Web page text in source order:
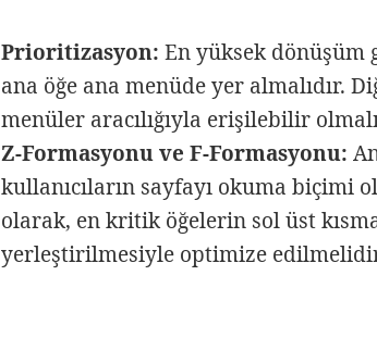
Prioritizasyon: En yüksek dönüşüm
ana öğe ana menüde yer almalıdır.
menüler aracılığıyla erişilebilir
Z-Formasyonu ve F-Formasyonu:
kullanıcıların sayfayı okuma biçimi
olarak, en kritik öğelerin sol üst
yerleştirilmesiyle optimize